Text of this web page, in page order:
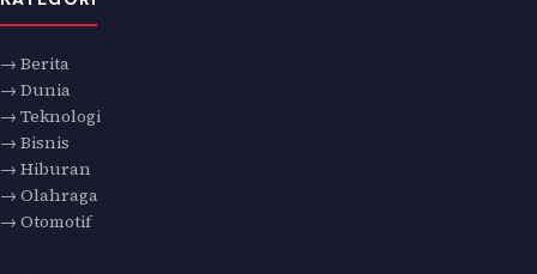
→ Berita
→ Dunia
→ Teknologi
→ Bisnis
→ Hiburan
→ Olahraga
→ Otomotif